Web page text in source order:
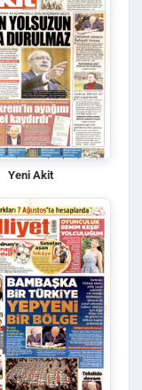
Yeni Akit